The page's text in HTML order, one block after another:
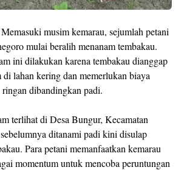
musim kemarau, sejumlah petani
mulai beralih menanam tembakau.
ini dilakukan karena tembakau dianggap
lahan kering dan memerlukan biaya
dibandingkan padi.
terlihat di Desa Bungur, Kecamatan
ditanami padi kini disulap
Para petani memanfaatkan kemarau
momentum untuk mencoba peruntungan